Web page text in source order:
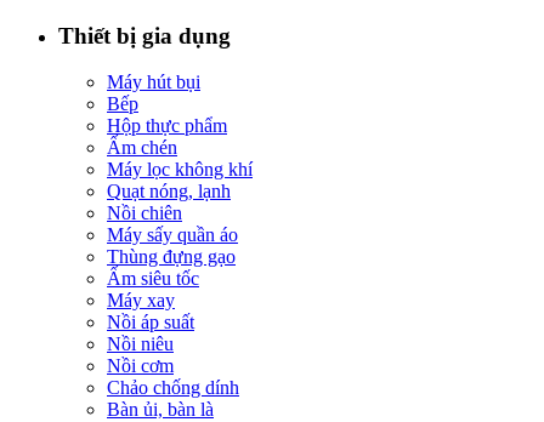
Thiết bị gia dụng
Máy hút bụi
Bếp
Hộp thực phẩm
Ấm chén
Máy lọc không khí
Quạt nóng, lạnh
Nồi chiên
Máy sấy quần áo
Thùng đựng gạo
Ấm siêu tốc
Máy xay
Nồi áp suất
Nồi niêu
Nồi cơm
Chảo chống dính
Bàn ủi, bàn là